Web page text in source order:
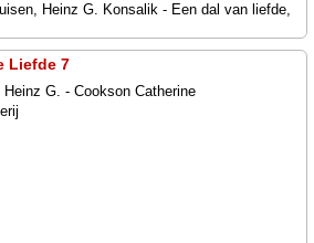
Heinz G. Konsalik - Een dal van liefde,
Liefde 7
Heinz G. - Cookson Catherine